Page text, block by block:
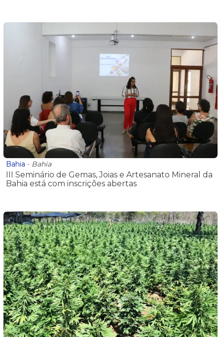
Bahia - Bahia
III Seminário de Gemas, Joias e Artesanato Mineral da
Bahia está com inscrições abertas